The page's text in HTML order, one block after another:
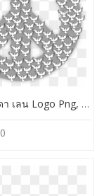
เอ็ ม จอน ดา เลน Logo Png, Transparent Png
0